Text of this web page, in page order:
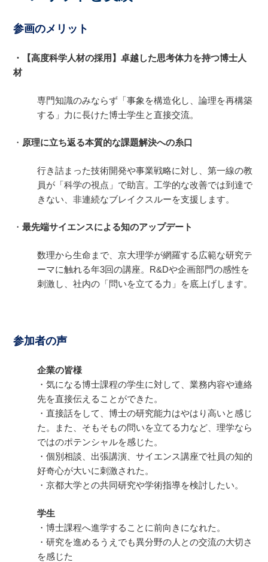
参画のメリット
・【高度科学人材の採用】卓越した思考体力を持つ博士人
材
専門知識のみならず「事象を構造化し、論理を再構築
する」力に長けた博士学生と直接交流。
・ 原理に立ち返る本質的な課題解決への糸口
行き詰まった技術開発や事業戦略に対し、第一線の教
員が「科学の視点」で助言。工学的な改善では到達で
きない、非連続なブレイクスルーを支援します。
・最先端サイエンスによる知のアップデート
数理から生命まで、京大理学が網羅する広範な研究テ
ーマに触れる年3回の講座。R&Dや企画部門の感性を
刺激し、社内の「問いを立てる力」を底上げします。
参加者の声
企業の皆様
・気になる博士課程の学生に対して、業務内容や連絡
先を直接伝えることができた。
・直接話をして、博士の研究能力はやはり高いと感じ
た。また、そもそもの問いを立てる力など、理学なら
ではのポテンシャルを感じた。
・個別相談、出張講演、サイエンス講座で社員の知的
好奇心が大いに刺激された。
・京都大学との共同研究や学術指導を検討したい。
学生
・博士課程へ進学することに前向きになれた。
・研究を進めるうえでも異分野の人との交流の大切さ
を感じた